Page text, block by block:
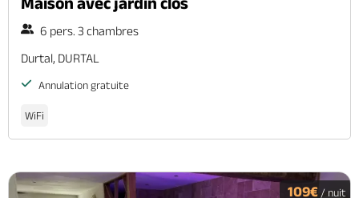
6 pers. 3 chambres
Durtal, DURTAL
Annulation gratuite
WiFi
109€ / nuit